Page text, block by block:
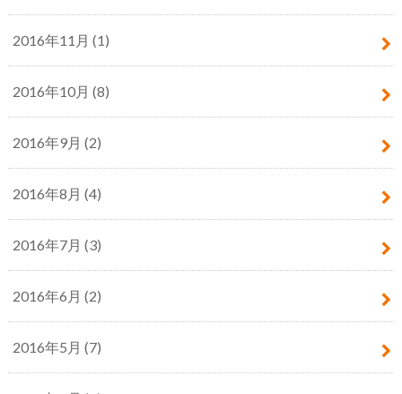
2016年11月 (1)
2016年10月 (8)
2016年9月 (2)
2016年8月 (4)
2016年7月 (3)
2016年6月 (2)
2016年5月 (7)